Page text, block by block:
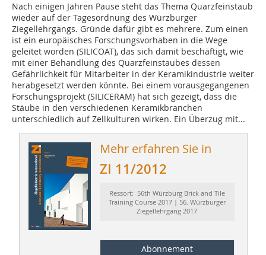
Nach einigen Jahren Pause steht das Thema Quarzfeinstaub
wieder auf der Tagesordnung des Würzburger
Ziegellehrgangs. Gründe dafür gibt es mehrere. Zum ­einen
ist ein europäisches Forschungsvorhaben in die Wege
geleitet worden (SILICOAT), das sich damit beschäftigt, wie
mit einer Behandlung des Quarzfeinstaubes dessen
Gefährlichkeit für Mitarbeiter in der Keramikindustrie weiter
herab­gesetzt werden könnte. Bei einem vorausgegangenen
Forschungsprojekt (SILICERAM) hat sich gezeigt, dass die
Stäube in den verschiedenen Keramikbranchen
unterschiedlich auf Zellkultu­ren wirken. Ein Überzug mit...
Mehr erfahren Sie in
ZI 11/2012
Ressort: 56th Würzburg Brick and Tile
Training Course 2017 | 56. Würzburger
Ziegellehrgang 2017
Abonnement